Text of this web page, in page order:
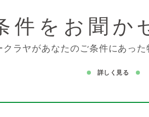
件を お聞か
クラヤがあなたのご条件にあっ
詳しく見る